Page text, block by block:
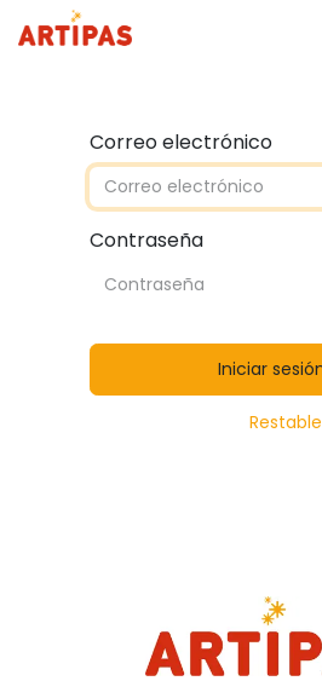
Correo electrónico
Contraseña
Iniciar